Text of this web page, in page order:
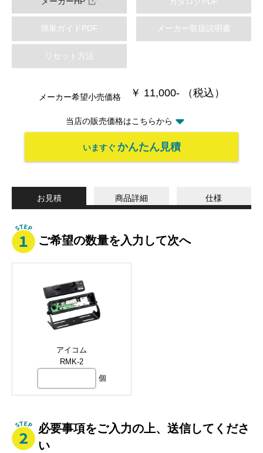
簡単ガイドPDF メーカー取扱説明書
リセット方法
メーカー希望小売価格 ￥ 11,000- （税込）
当店の販売価格はこちらから
いますぐ かんたん見積
お見積 商品詳細 仕様
ご希望の数量を入力して次へ
アイコム
RMK-2
個
必要事項をご入力の上、送信してくださ
い